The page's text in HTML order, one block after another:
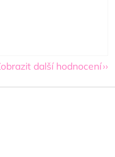
hvězdiček.
další hodnocení